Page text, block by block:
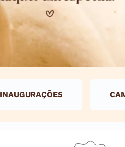
INAUGURAÇÕES